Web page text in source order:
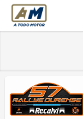
A Todo Motor